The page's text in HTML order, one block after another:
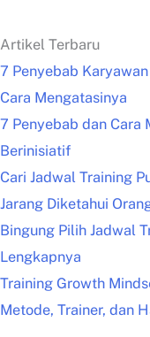
Artikel Terbaru
7 Penyebab
Cara Mengatasinya
7 Penyebab dan Cara
Berinisiatif
Cari Jadwal Training
Jarang Diketahui
Bingung Pilih Jadwal
Lengkapnya
Training Growth
Metode, Trainer, dan